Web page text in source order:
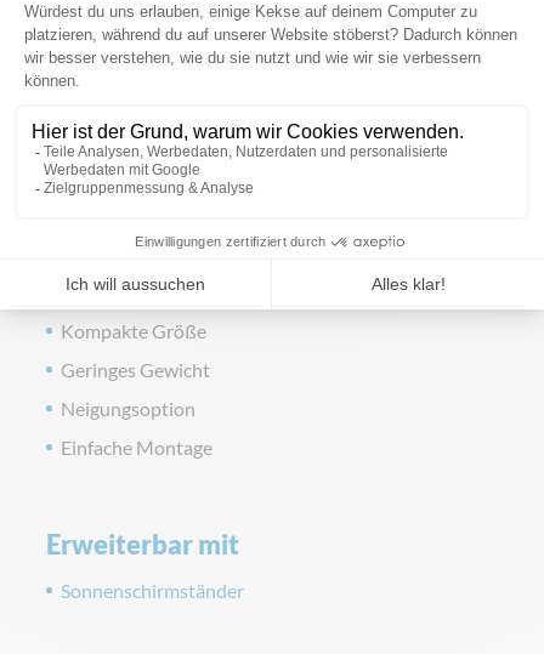
Der Mast ist aus weiß lackiertem Stahl mit einem
runden Querschnitt von 25 mm gefertigt. Durch den
Querschnitt des Mastes ist er leicht und kann leicht
transportiert/versetzt werden. Er ist ideal für den
Außenbereich und ein unverzichtbares Accessoire für
Terrassen, Veranstaltungen, Werbeaktionen usw.
Die Mindestbestellmenge liegt bei 5 Stück.
Ihre Vorteile
Kompakte Größe
Geringes Gewicht
Neigungsoption
Einfache Montage
Erweiterbar mit
Sonnenschirmständer